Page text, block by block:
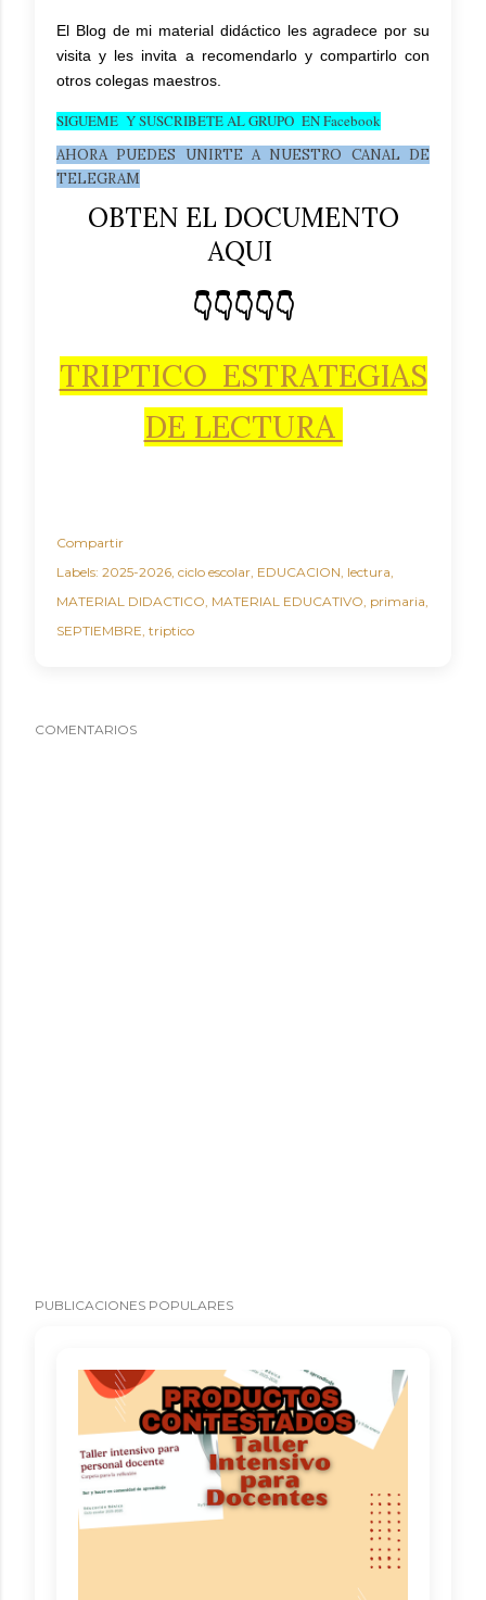
El Blog de mi material didáctico les agradece por su
visita y les invita a recomendarlo y compartirlo con
otros colegas maestros.
SIGUEME Y SUSCRIBETE AL GRUPO EN Facebook
AHORA PUEDES UNIRTE A NUESTRO CANAL DE
TELEGRAM
OBTEN EL DOCUMENTO
AQUI
👇👇👇👇👇
TRIPTICO ESTRATEGIAS
DE LECTURA
Compartir
Labels: 2025-2026 ciclo escolar EDUCACION lectura
MATERIAL DIDACTICO MATERIAL EDUCATIVO primaria
SEPTIEMBRE triptico
COMENTARIOS
PUBLICACIONES POPULARES